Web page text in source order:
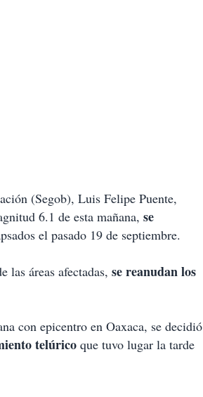
(Segob), Luis Felipe Puente,
6.1 de esta mañana, se
el pasado 19 de septiembre.
las áreas afectadas, se reanudan los
con epicentro en Oaxaca, se decidió
telúrico que tuvo lugar la tarde